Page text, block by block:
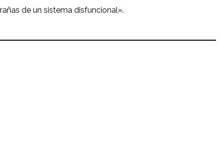
de un sistema disfuncional».